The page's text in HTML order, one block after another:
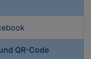
QR-Code